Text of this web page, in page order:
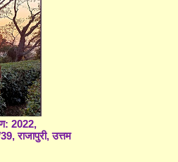
2022,
राजापुरी, उत्तम